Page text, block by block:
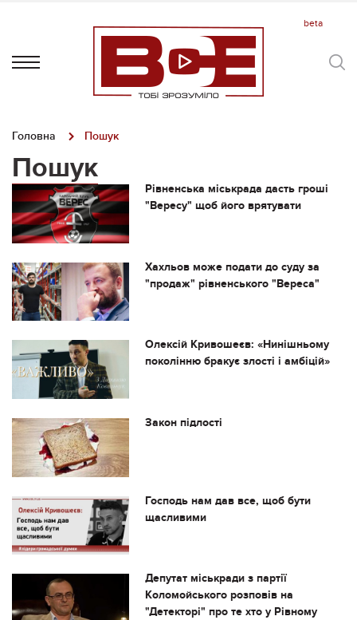
Головна Пошук
Пошук
Рівненська міськрада дасть гроші
"Вересу" щоб його врятувати
Хахльов може подати до суду за
"продаж" рівненського "Вереса"
Олексій Кривошеєв: «Нинішньому
поколінню бракує злості і амбіцій»
Закон підлості
Господь нам дав все, щоб бути
щасливими
Депутат міськради з партії
Коломойського розповів на
"Детекторі" про те хто у Рівному